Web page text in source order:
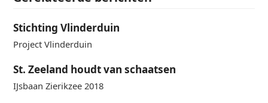
Stichting Vlinderduin
Project Vlinderduin
St. Zeeland houdt van schaatsen
IJsbaan Zierikzee 2018